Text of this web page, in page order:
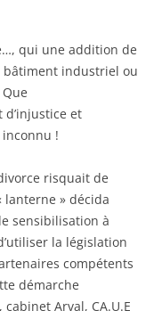
qui une addition de
industriel ou
d’injustice et
!
risquait de
lanterne » décida
sensibilisation à
la législation
compétents
démarche
Arval, CA.U.E